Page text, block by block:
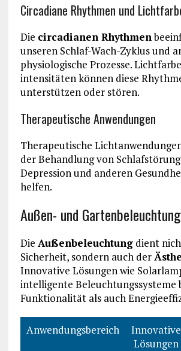
Circadiane Rhythmen und
Die circadianen Rhythmen
unseren Schlaf-Wach-Zyklus und
physiologische Prozesse.
intensitäten können diese
unterstützen oder stören.
Therapeutische Anwendungen
Therapeutische
der Behandlung von
Depression und anderen
helfen.
Außen- und Gartenbeleuchtung
Die Außenbeleuchtungdient
Sicherheit, sondern auch der
Innovative Lösungen wie
intelligente Beleuchtungssysteme
Funktionalität als auch
Anwendungsbereich
Innovative
Lösungen